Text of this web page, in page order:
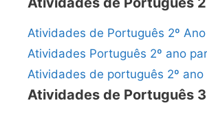
Atividades de Português 2º Ano
Atividades Português 2º ano
Atividades de português 2º ano
Atividades de Português